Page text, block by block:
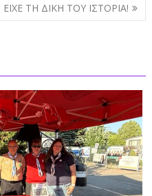
ΕΙΧΕ ΤΗ ΔΙΚΗ ΤΟΥ ΙΣΤΟΡΙΑ!